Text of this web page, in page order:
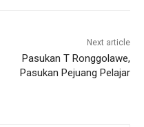
Next article
Pasukan T Ronggolawe,
Pasukan Pejuang Pelajar